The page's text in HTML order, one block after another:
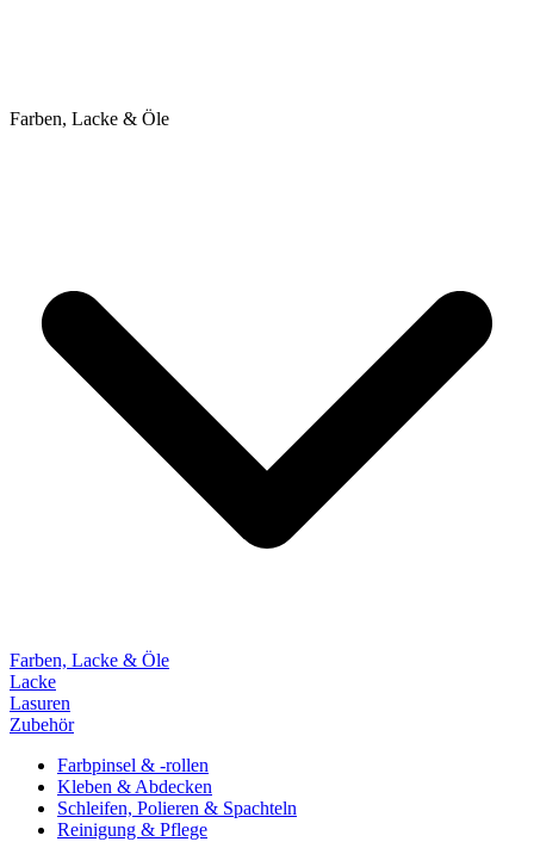
Farben, Lacke & Öle
Farben, Lacke & Öle
Lacke
Lasuren
Zubehör
Farbpinsel & -rollen
Kleben & Abdecken
Schleifen, Polieren & Spachteln
Reinigung & Pflege